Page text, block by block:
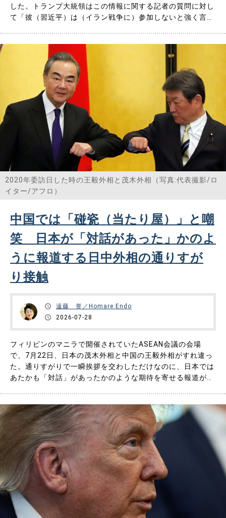
した。トランプ大統領はこの情報に関する記者の質問に対し
て「彼（習近平）は（イラン戦争に）参加しないと強く言っ
「事実無根だ！」と強く否定。 果たして真実は那辺（なへ
ん）にありや？ ……
2020年委訪日した時の王毅外相と茂木外相（写真:代表撮影/ロ
イター/アフロ）
中国では「碰瓷（当たり屋）」と嘲
笑 日本が「対話があった」かのよ
うに報道する日中外相の通りすが
り接触
遠藤 誉／Homare Endo
2026-07-28
フィリピンのマニラで開催されていたASEAN会議の会場
で、7月22日、日本の茂木外相と中国の王毅外相がすれ違っ
た。通りすがりで一瞬挨拶を交わしただけなのに、日本では
あたかも「対話」があったかのような期待を寄せる報道がな
っている」かのようなコメントが湧いて出た。 そのため中
国のネットではこれを……